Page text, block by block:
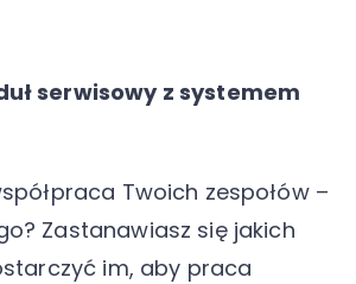
serwisowy z systemem
Twoich zespołów –
Zastanawiasz się jakich
im, aby praca